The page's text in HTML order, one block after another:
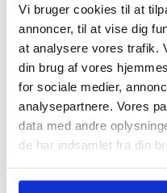
Vi bruger cookies til at
annoncer, til at vise dig
at analysere vores trafik.
din brug af vores
for sociale medier,
analysepartnere. Vores
data med andre
de har indsamlet fra din
Hvem betaler
Der er regionale forskelle i
tinglysningsafgift:
Jylland:
Kutyme er, at
Sjælland:Kutyme er,